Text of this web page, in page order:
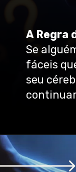
A Regra
Se
fáceis
seu